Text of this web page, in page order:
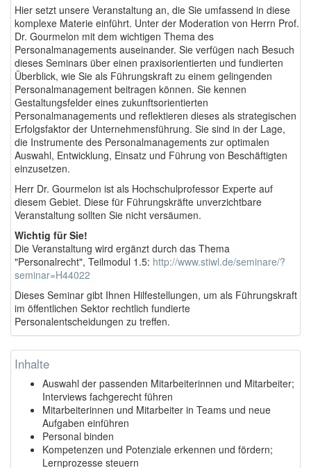
Hier setzt unsere Veranstaltung an, die Sie umfassend in diese
komplexe Materie einführt. Unter der Moderation von Herrn Prof.
Dr. Gourmelon mit dem wichtigen Thema des
Personalmanagements auseinander. Sie verfügen nach Besuch
dieses Seminars über einen praxisorientierten und fundierten
Überblick, wie Sie als Führungskraft zu einem gelingenden
Personalmanagement beitragen können. Sie kennen
Gestaltungsfelder eines zukunftsorientierten
Personalmanagements und reflektieren dieses als strategischen
Erfolgsfaktor der Unternehmensführung. Sie sind in der Lage,
die Instrumente des Personalmanagements zur optimalen
Auswahl, Entwicklung, Einsatz und Führung von Beschäftigten
einzusetzen.
Herr Dr. Gourmelon ist als Hochschulprofessor Experte auf
diesem Gebiet. Diese für Führungskräfte unverzichtbare
Veranstaltung sollten Sie nicht versäumen.
Wichtig für Sie!
Die Veranstaltung wird ergänzt durch das Thema
"Personalrecht", Teilmodul 1.5: http://www.stiwl.de/seminare/?
seminar=H44022
Dieses Seminar gibt Ihnen Hilfestellungen, um als Führungskraft
im öffentlichen Sektor rechtlich fundierte
Personalentscheidungen zu treffen.
Inhalte
Auswahl der passenden Mitarbeiterinnen und Mitarbeiter;
Interviews fachgerecht führen
Mitarbeiterinnen und Mitarbeiter in Teams und neue
Aufgaben einführen
Personal binden
Kompetenzen und Potenziale erkennen und fördern;
Lernprozesse steuern